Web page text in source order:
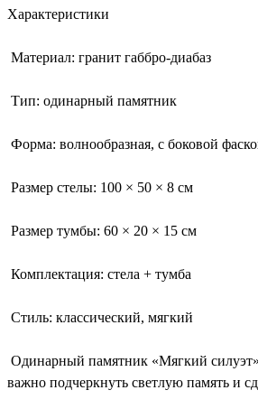
Характеристики
Материал: гранит габбро-диабаз
Тип: одинарный памятник
Форма: волнообразная, с боковой
Размер стелы: 100 × 50 × 8 см
Размер тумбы: 60 × 20 × 15 см
Комплектация: стела + тумба
Стиль: классический, мягкий
Одинарный памятник «Мягкий силуэт»
важно подчеркнуть светлую память и